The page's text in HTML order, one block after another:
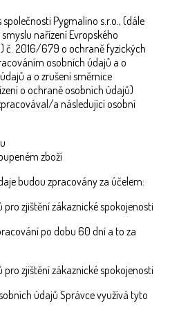
Pygmalino s.r.o., (dále
nařízení Evropského
č. 2016/679 o ochraně fyzických
osobních údajů a o
a o zrušení směrnice
o ochraně osobních údajů)
a následující osobní
zboží
budou zpracovány za účelem:
pro zjištění zákaznické spokojenosti
po dobu 60 dní a to za
pro zjištění zákaznické spokojenosti
údajů Správce využívá tyto